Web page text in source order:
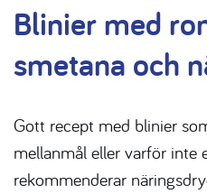
Blinier med
smetana och
Gott recept med blinier
mellanmål eller varför inte
rekommenderar